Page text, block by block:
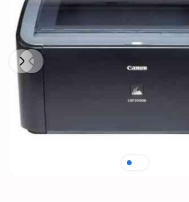
Previous
Next